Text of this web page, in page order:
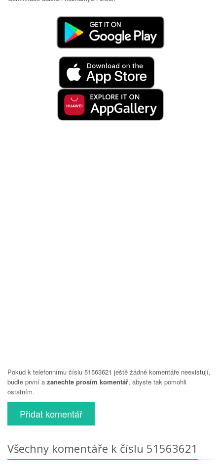
Pokud k telefonnímu číslu 51563621 ještě žádné komentáře neexistují,
buďte první a zanechte prosím komentář, abyste tak pomohli
ostatním.
Přidat komentář
Všechny komentáře k číslu 51563621